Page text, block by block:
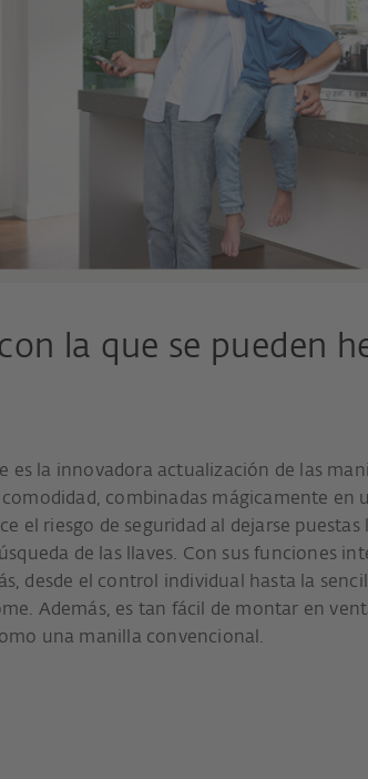
la que se pueden
es la innovadora actualización de las
combinadas mágicamente en
el riesgo de seguridad al dejarse puestas
de las llaves. Con sus funciones
desde el control individual hasta la
Además, es tan fácil de montar en
una manilla convencional.